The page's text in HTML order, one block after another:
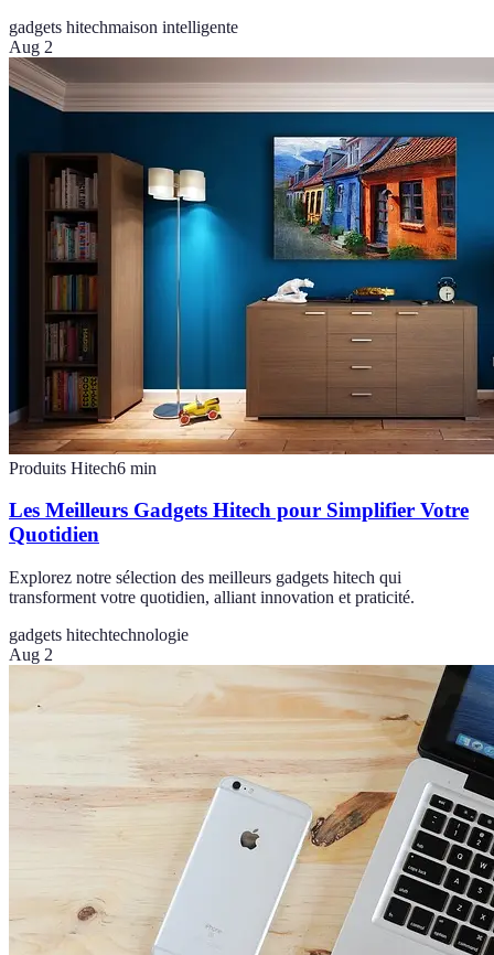
gadgets hitechmaison intelligente
Aug 2
Produits Hitech6 min
Les Meilleurs Gadgets Hitech pour Simplifier Votre
Quotidien
Explorez notre sélection des meilleurs gadgets hitech qui
transforment votre quotidien, alliant innovation et praticité.
gadgets hitechtechnologie
Aug 2